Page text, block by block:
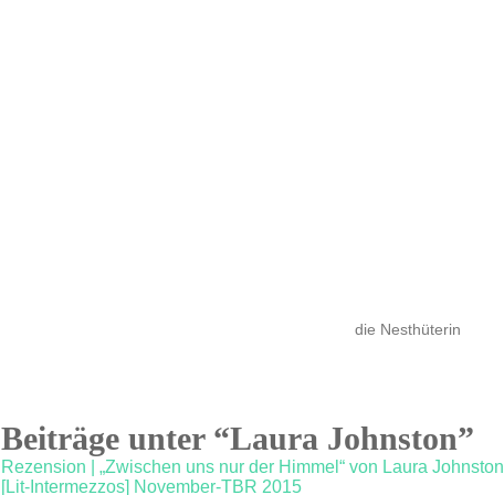
die Nesthüterin
Beiträge unter “Laura Johnston”
Rezension | „Zwischen uns nur der Himmel“ von Laura Johnston
[Lit-Intermezzos] November-TBR 2015